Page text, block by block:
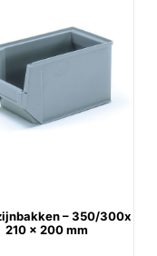
– 350/300x
210 x 200 mm